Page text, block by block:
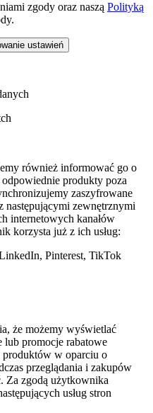
zgody oraz naszą Polityką
ustawień
również informować go o
produkty poza
zaszyfrowane
następującymi zewnętrznymi
internetowych kanałów
korzysta już z ich usług:
Pinterest, TikTok
że możemy wyświetlać
lub promocje rabatowe
w oparciu o
przeglądania i zakupów
Za zgodą użytkownika
usług stron